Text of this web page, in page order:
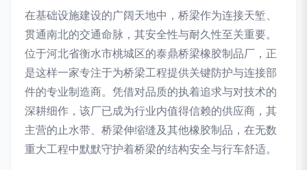
在基础设施建设的广阔天地中，桥梁作为连接天堑、
贯通南北的交通命脉，其安全性与耐久性至关重要。
位于河北省衡水市桃城区的泰鼎桥梁橡胶制品厂，正
是这样一家专注于为桥梁工程提供关键防护与连接部
件的专业制造商。凭借对品质的执着追求与对技术的
深耕细作，该厂已成为行业内值得信赖的供应商，其
主营的止水带、桥梁伸缩缝及其他橡胶制品，在无数
重大工程中默默守护着桥梁的结构安全与行车舒适。